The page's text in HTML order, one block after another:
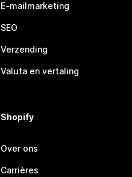
E-mailmarketing
SEO
Verzending
Valuta en vertaling
Shopify
Over ons
Carrières